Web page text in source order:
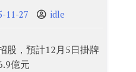
11-27 idle
股，預計12月5日掛牌
億元